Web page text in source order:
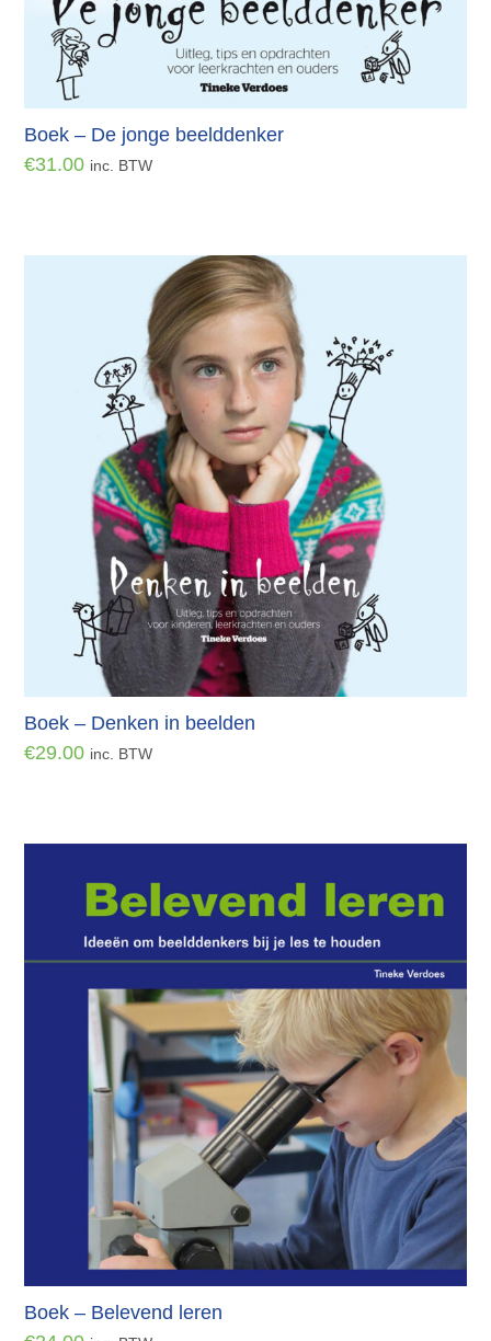
Boek – De jonge beelddenker
€31.00 inc. BTW
Boek – Denken in beelden
€29.00 inc. BTW
Boek – Belevend leren